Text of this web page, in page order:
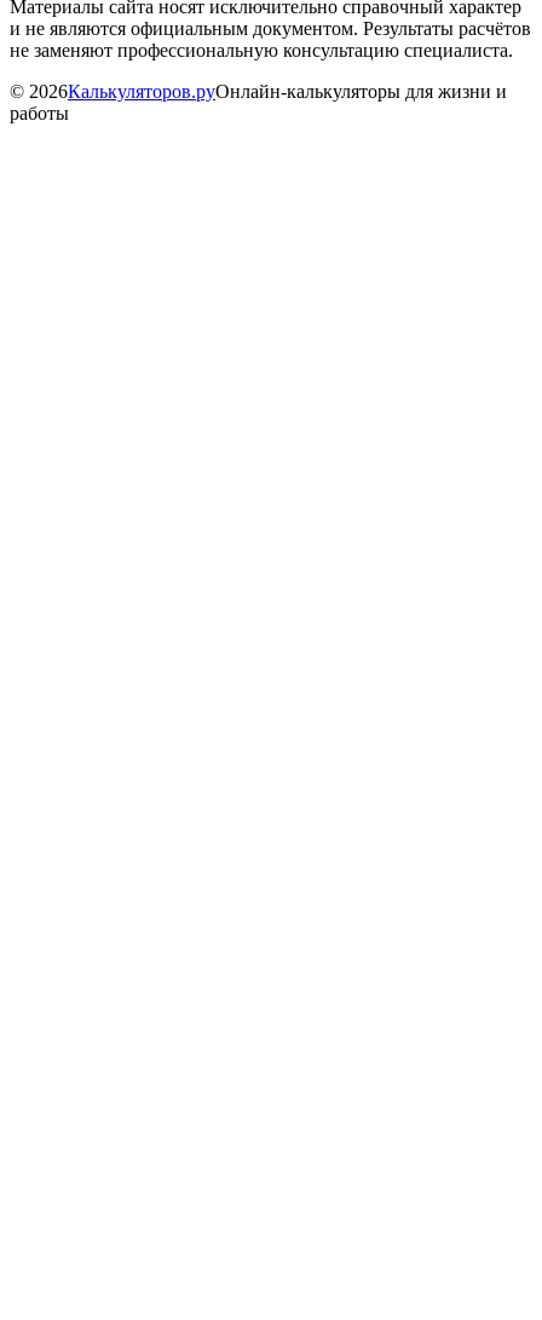
Материалы сайта носят исключительно справочный характер
и не являются официальным документом. Результаты расчётов
не заменяют профессиональную консультацию специалиста.
© 2026Калькуляторов.руОнлайн-калькуляторы для жизни и
работы